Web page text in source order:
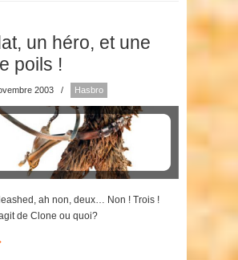
un héro, et une
poils !
2003 / Hasbro
ah non, deux… Non ! Trois !
de Clone ou quoi?